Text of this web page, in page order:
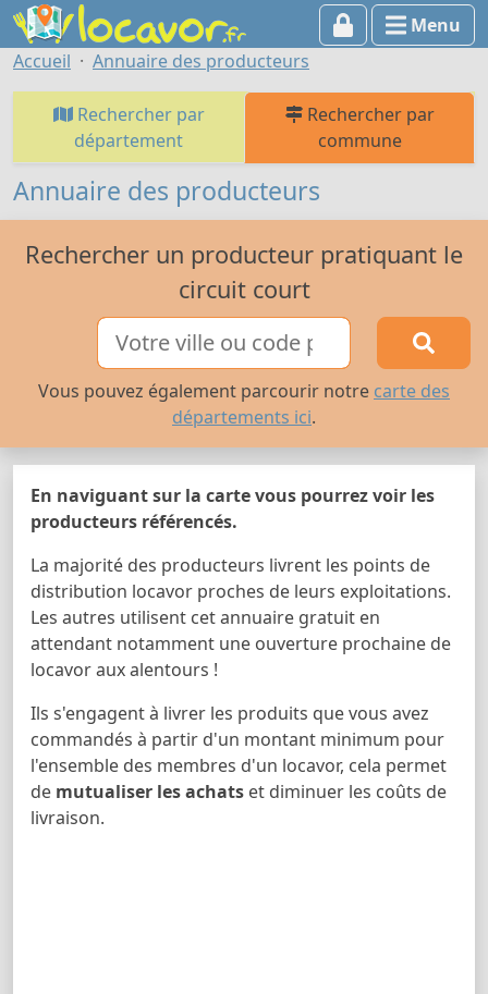
Menu
Accueil
Annuaire des producteurs
Rechercher par
département
Rechercher par
commune
Annuaire des producteurs
Rechercher un producteur pratiquant le
circuit court
Vous pouvez également parcourir notre carte des
départements ici.
En naviguant sur la carte vous pourrez voir les
producteurs référencés.
La majorité des producteurs livrent les points de
distribution locavor proches de leurs exploitations.
Les autres utilisent cet annuaire gratuit en
attendant notamment une ouverture prochaine de
locavor aux alentours !
Ils s'engagent à livrer les produits que vous avez
commandés à partir d'un montant minimum pour
l'ensemble des membres d'un locavor, cela permet
de mutualiser les achats et diminuer les coûts de
livraison.